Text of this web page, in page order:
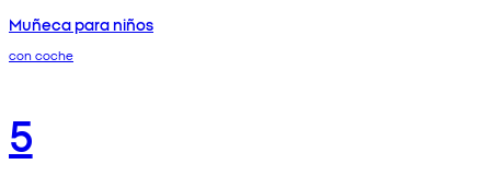
Muñeca para niños
con coche
5